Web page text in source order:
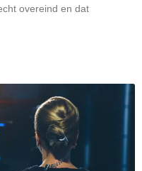
overeind en dat